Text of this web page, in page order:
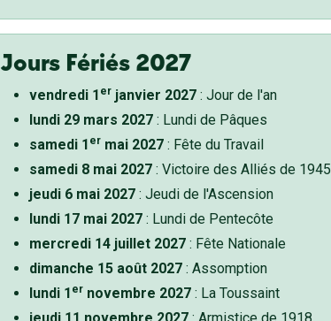
Jours Fériés 2027
vendredi 1 erjanvier 2027: Jour de l'an
lundi 29 mars 2027: Lundi de Pâques
samedi 1 ermai 2027: Fête du Travail
samedi 8 mai 2027: Victoire des Alliés de 1945
jeudi 6 mai 2027: Jeudi de l'Ascension
lundi 17 mai 2027: Lundi de Pentecôte
mercredi 14 juillet 2027: Fête Nationale
dimanche 15 août 2027: Assomption
lundi 1 ernovembre 2027: La Toussaint
jeudi 11 novembre 2027: Armistice de 1918